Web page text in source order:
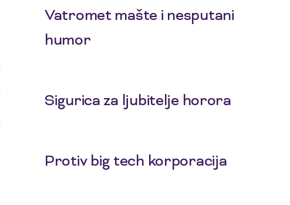
Vatromet mašte i nesputani
humor
Sigurica za ljubitelje horora
Protiv big tech korporacija